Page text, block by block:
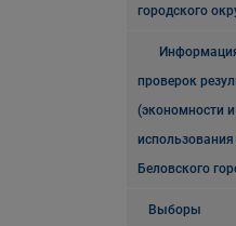
городского
проверок
(экономности
Беловского
Выборы